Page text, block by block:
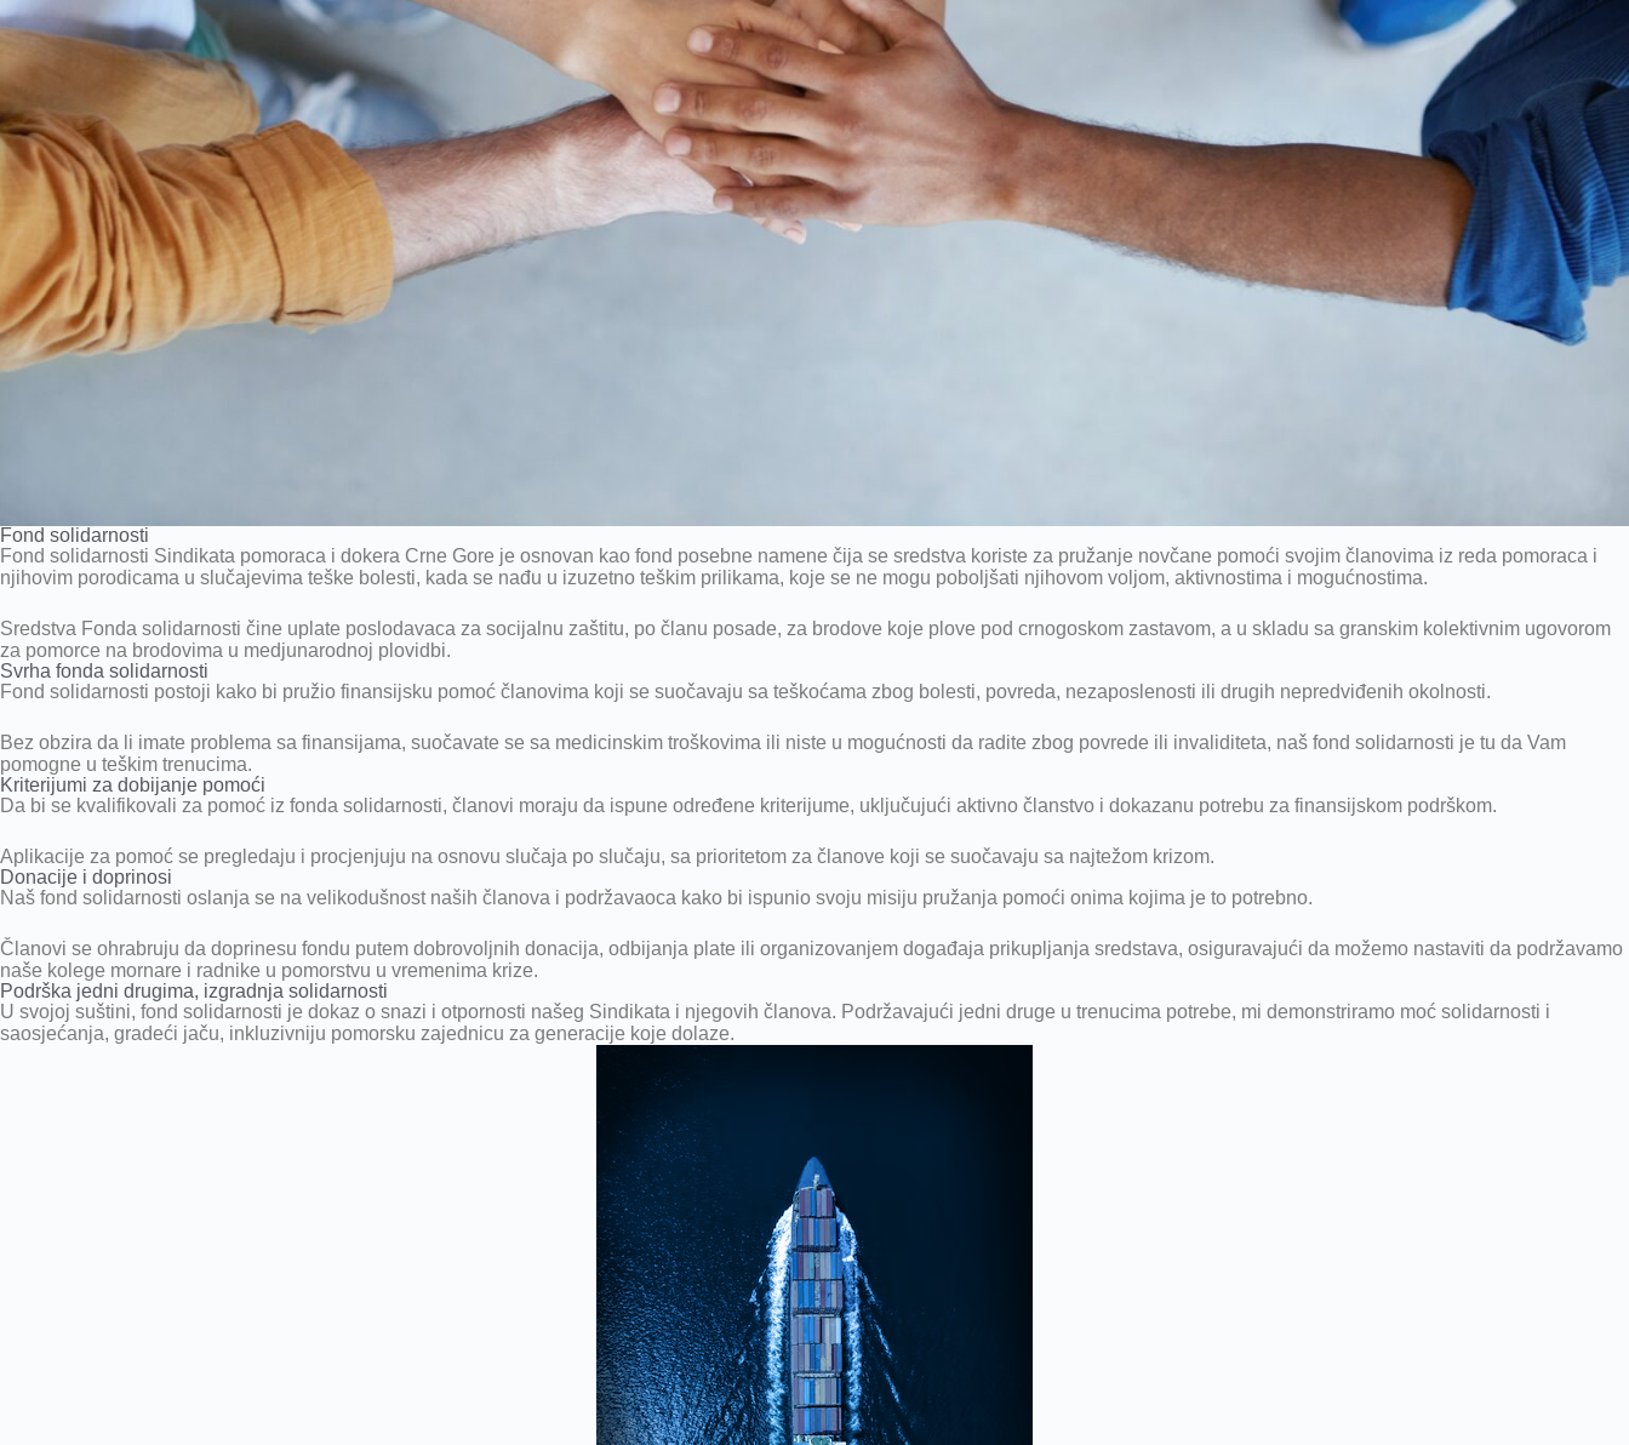
Fond solidarnosti
Fond solidarnosti Sindikata pomoraca i dokera Crne Gore je osnovan kao fond posebne namene čija se sredstva koriste za pružanje novčane pomoći svojim članovima iz reda pomoraca i
njihovim porodicama u slučajevima teške bolesti, kada se nađu u izuzetno teškim prilikama, koje se ne mogu poboljšati njihovom voljom, aktivnostima i mogućnostima.
Sredstva Fonda solidarnosti čine uplate poslodavaca za socijalnu zaštitu, po članu posade, za brodove koje plove pod crnogoskom zastavom, a u skladu sa granskim kolektivnim ugovorom
za pomorce na brodovima u medjunarodnoj plovidbi.
Svrha fonda solidarnosti
Fond solidarnosti postoji kako bi pružio finansijsku pomoć članovima koji se suočavaju sa teškoćama zbog bolesti, povreda, nezaposlenosti ili drugih nepredviđenih okolnosti.
Bez obzira da li imate problema sa finansijama, suočavate se sa medicinskim troškovima ili niste u mogućnosti da radite zbog povrede ili invaliditeta, naš fond solidarnosti je tu da Vam
pomogne u teškim trenucima.
Kriterijumi za dobijanje pomoći
Da bi se kvalifikovali za pomoć iz fonda solidarnosti, članovi moraju da ispune određene kriterijume, uključujući aktivno članstvo i dokazanu potrebu za finansijskom podrškom.
Aplikacije za pomoć se pregledaju i procjenjuju na osnovu slučaja po slučaju, sa prioritetom za članove koji se suočavaju sa najtežom krizom.
Donacije i doprinosi
Naš fond solidarnosti oslanja se na velikodušnost naših članova i podržavaoca kako bi ispunio svoju misiju pružanja pomoći onima kojima je to potrebno.
Članovi se ohrabruju da doprinesu fondu putem dobrovoljnih donacija, odbijanja plate ili organizovanjem događaja prikupljanja sredstava, osiguravajući da možemo nastaviti da podržavamo
naše kolege mornare i radnike u pomorstvu u vremenima krize.
Podrška jedni drugima, izgradnja solidarnosti
U svojoj suštini, fond solidarnosti je dokaz o snazi i otpornosti našeg Sindikata i njegovih članova. Podržavajući jedni druge u trenucima potrebe, mi demonstriramo moć solidarnosti i
saosjećanja, gradeći jaču, inkluzivniju pomorsku zajednicu za generacije koje dolaze.